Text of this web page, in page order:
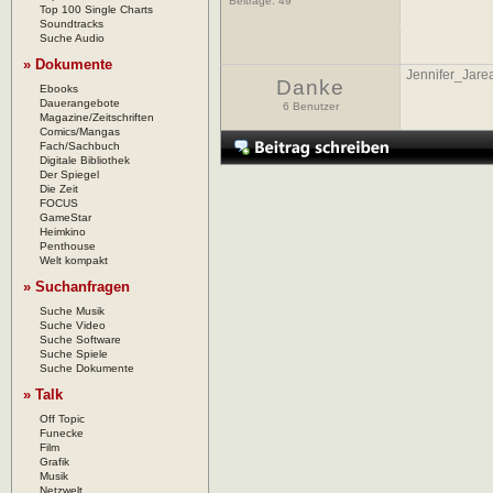
Top 100 Single Charts
Soundtracks
Suche Audio
» Dokumente
Ebooks
Dauerangebote
Magazine/Zeitschriften
Comics/Mangas
Fach/Sachbuch
Digitale Bibliothek
Der Spiegel
Die Zeit
FOCUS
GameStar
Heimkino
Penthouse
Welt kompakt
» Suchanfragen
Suche Musik
Suche Video
Suche Software
Suche Spiele
Suche Dokumente
» Talk
Off Topic
Funecke
Film
Grafik
Musik
Danke
6 Benutzer